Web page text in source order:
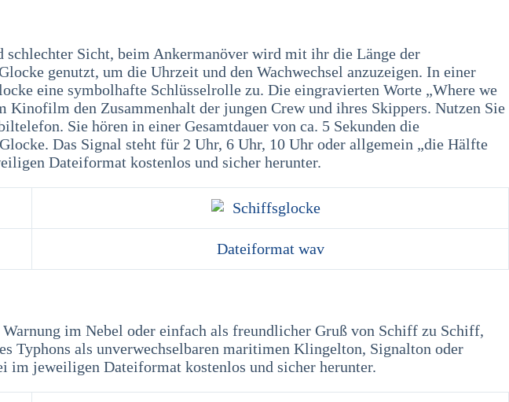
Sicht, beim Ankermanöver wird mit ihr die Länge der
genutzt, um die Uhrzeit und den Wachwechsel anzuzeigen. In einer
eine symbolhafte Schlüsselrolle zu. Die eingravierten Worte „Where we
den Zusammenhalt der jungen Crew und ihres Skippers. Nutzen Sie
Sie hören in einer Gesamtdauer von ca. 5 Sekunden die
Das Signal steht für 2 Uhr, 6 Uhr, 10 Uhr oder allgemein „die Hälfte
Dateiformat kostenlos und sicher herunter.
Dateiformat wav
im Nebel oder einfach als freundlicher Gruß von Schiff zu Schiff,
Typhons als unverwechselbaren maritimen Klingelton, Signalton oder
jeweiligen Dateiformat kostenlos und sicher herunter.